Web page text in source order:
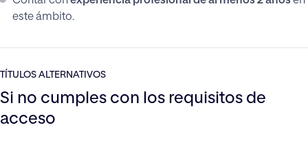
este ámbito.
TÍTULOS ALTERNATIVOS
Si no cumples con los requisitos de
acceso